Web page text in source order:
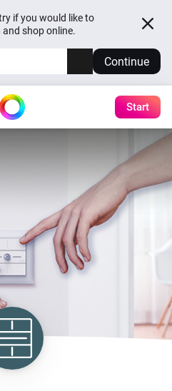
if you would like to
shop online.
Continue
Start